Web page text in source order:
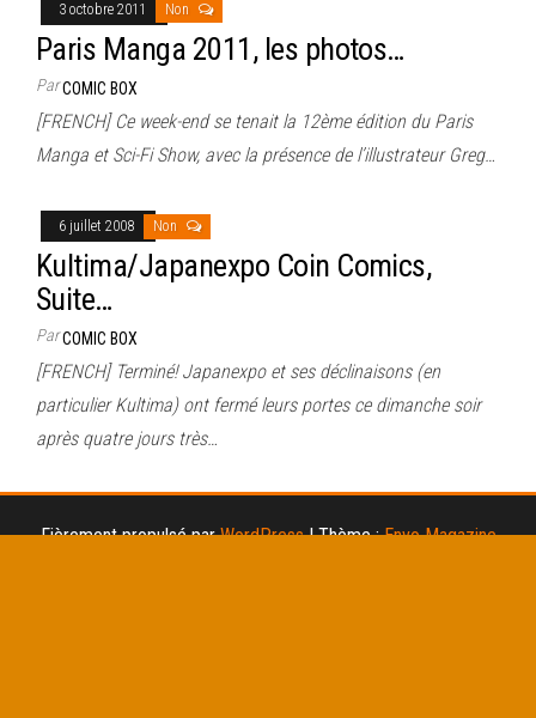
3 octobre 2011 Non
Paris Manga 2011, les photos…
ParCOMIC BOX
[FRENCH] Ce week-end se tenait la 12ème édition du Paris
Manga et Sci-Fi Show, avec la présence de l’illustrateur Greg…
6 juillet 2008 Non
Kultima/Japanexpo Coin Comics,
Suite…
ParCOMIC BOX
[FRENCH] Terminé! Japanexpo et ses déclinaisons (en
particulier Kultima) ont fermé leurs portes ce dimanche soir
après quatre jours très…
Fièrement propulsé parWordPress |Thème :Envo Magazine